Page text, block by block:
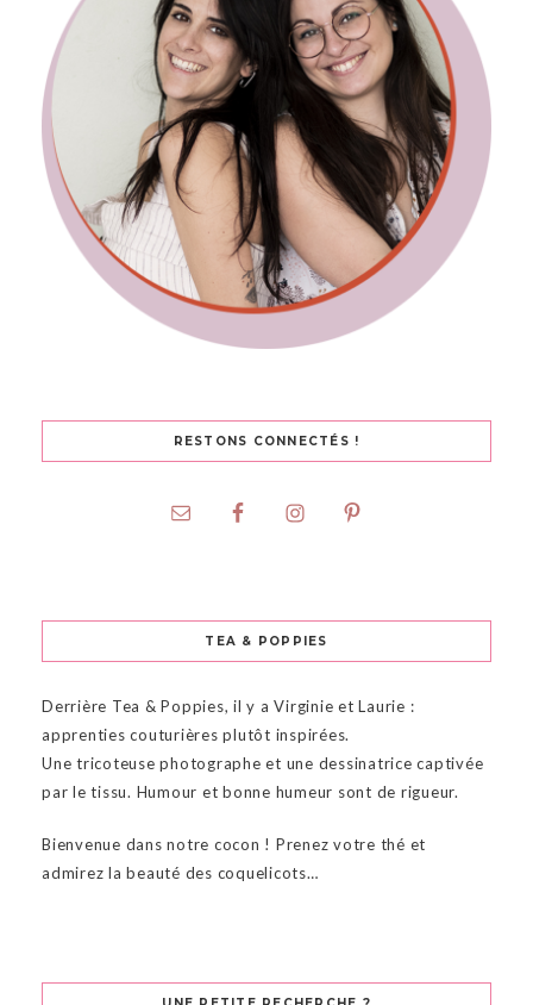
RESTONS CONNECTÉS !
TEA & POPPIES
Derrière Tea & Poppies, il y a Virginie et Laurie :
apprenties couturières plutôt inspirées.
Une tricoteuse photographe et une dessinatrice captivée
par le tissu. Humour et bonne humeur sont de rigueur.
Bienvenue dans notre cocon ! Prenez votre thé et
admirez la beauté des coquelicots…